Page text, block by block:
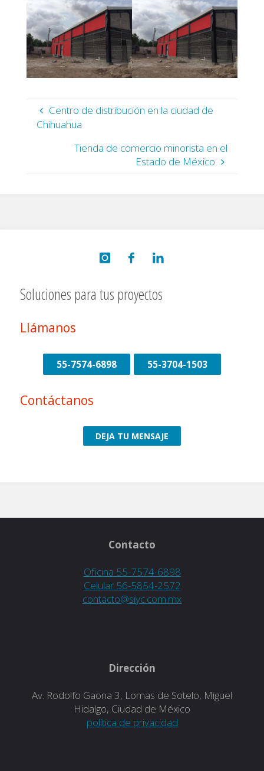
Centro de distribución en la ciudad de
Chihuahua
Tienda de comercio minorista en el
Estado de México
Soluciones para tus proyectos
Llámanos
55-7574-6898 55-3704-1503
Contáctanos
DEJA TU MENSAJE
Contacto
Oficina 55-7574-6898
Celular 56-5854-2572
contacto@siyc.com.mx
Dirección
Av. Rodolfo Gaona 3, Lomas de Sotelo, Miguel
Hidalgo, Ciudad de México
política de privacidad